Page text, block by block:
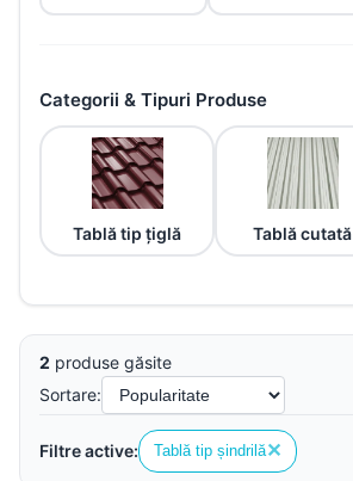
Categorii & Tipuri Produse
Tablă tip țiglă Tablă cutată
2 produse găsite
Filtre active: Tablă tip șindrilă✕
Sortare: